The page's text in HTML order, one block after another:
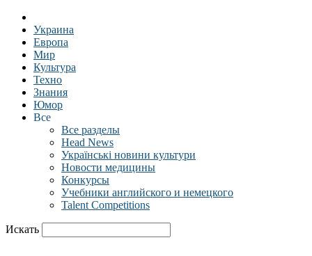
Украина
Европа
Мир
Культура
Техно
Знания
Юмор
Все
Все разделы
Head News
Українські новини культури
Новости медицины
Конкурсы
Учебники английского и немецкого
Talent Competitions
Искать